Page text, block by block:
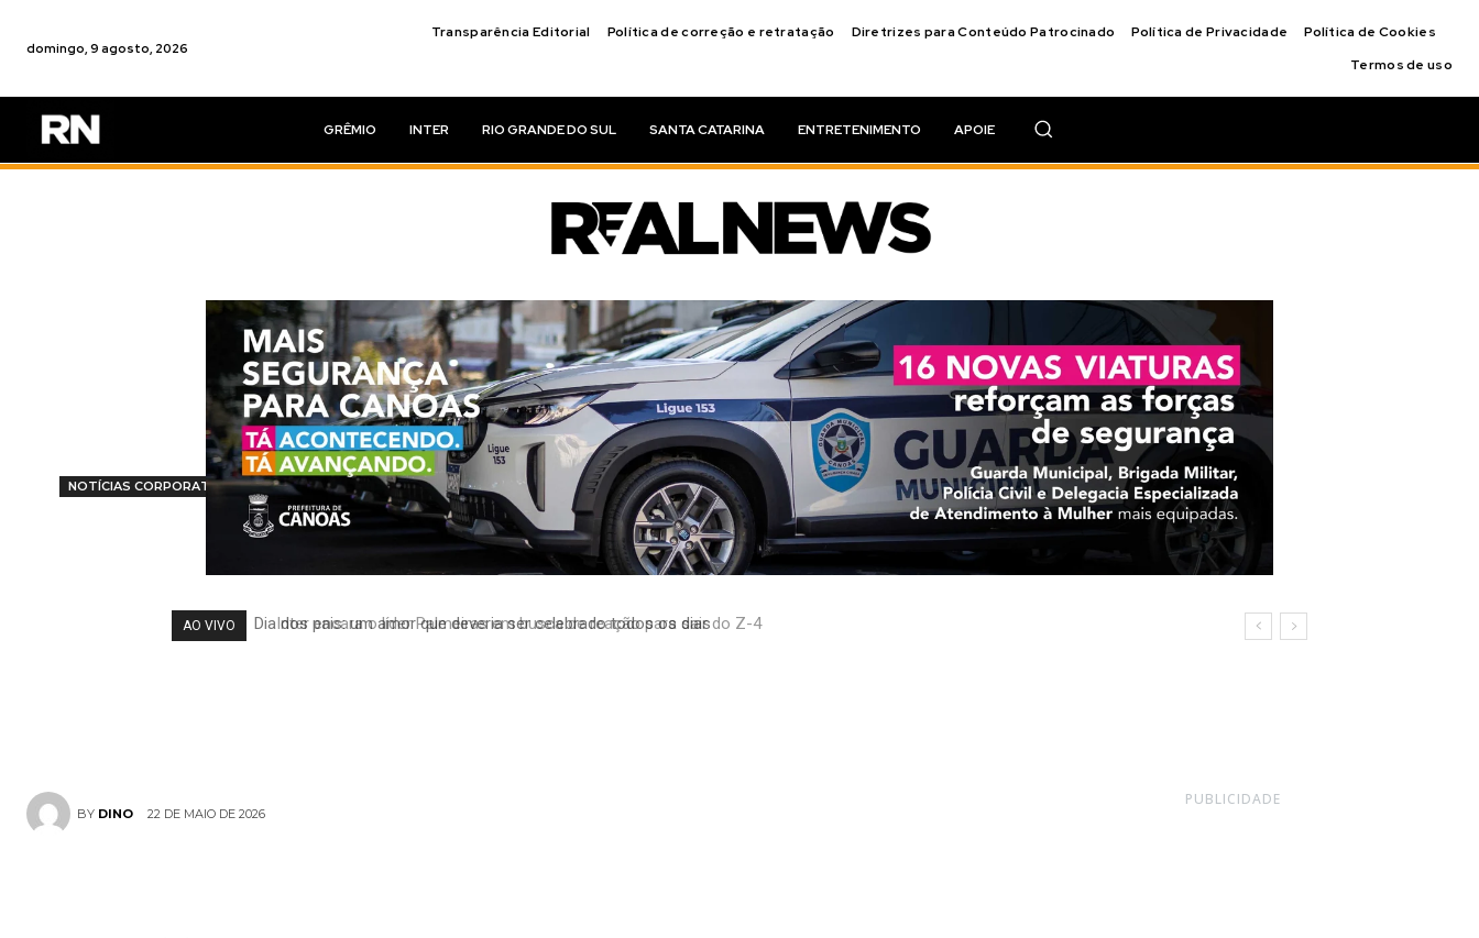
domingo, 9 agosto, 2026
Transparência Editorial Política de correção e retratação Diretrizes para Conteúdo Patrocinado Política de Privacidade
Política de Cookies
Termos de uso
GRÊMIO INTER RIO GRANDE DO SUL SANTA CATARINA ENTRETENIMENTO APOIE
AO VIVO Inter encara o líder Palmeiras em busca de reação para sair do Z-4
NOTÍCIAS CORPORATIVAS
Lenovo Group: Resultados
Financeiros do 4º Trimestre e do
BY DINO 22 DE MAIO DE 2026
PUBLICIDADE